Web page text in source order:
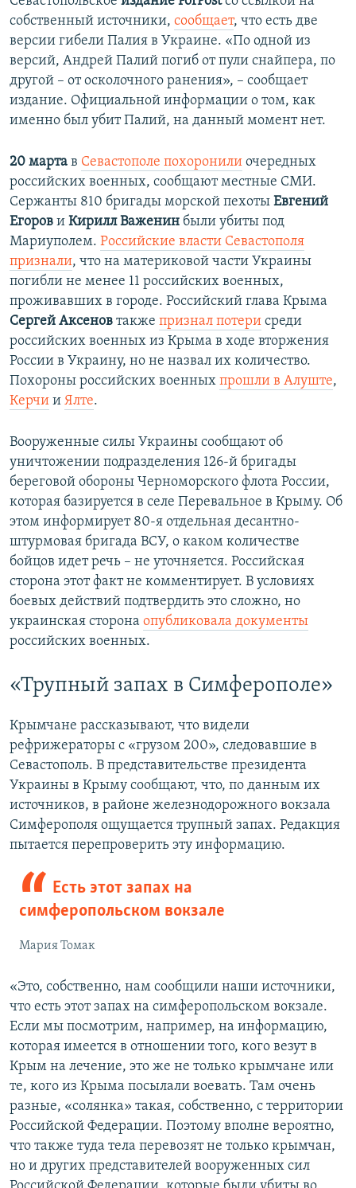
собственный источники, сообщает, что есть две
версии гибели Палия в Украине. «По одной из
версий, Андрей Палий погиб от пули снайпера, по
другой – от осколочного ранения», – сообщает
издание. Официальной информации о том, как
именно был убит Палий, на данный момент нет.
20 марта в Севастополе похоронили очередных
российских военных, сообщают местные СМИ.
Сержанты 810 бригады морской пехоты Евгений
Егоров и Кирилл Важенин были убиты под
Мариуполем. Pоссийские власти Севастополя
признали, что на материковой части Украины
погибли не менее 11 российских военных,
проживавших в городе. Российский глава Крыма
Сергей Аксенов также признал потери среди
российских военных из Крыма в ходе вторжения
России в Украину, но не назвал их количество.
Похороны российских военных прошли в Алуште,
Керчи и Ялте.
Вооруженные силы Украины сообщают об
уничтожении подразделения 126-й бригады
береговой обороны Черноморского флота России,
которая базируется в селе Перевальное в Крыму. Об
этом информирует 80-я отдельная десантно-
штурмовая бригада ВСУ, о каком количестве
бойцов идет речь – не уточняется. Российская
сторона этот факт не комментирует. В условиях
боевых действий подтвердить это сложно, но
украинская сторона опубликовала документы
российских военных.
«Трупный запах в Симферополе»​
Крымчане рассказывают, что видели
рефрижераторы с «грузом 200», следовавшие в
Севастополь. В представительстве президента
Украины в Крыму сообщают, что, по данным их
источников, в районе железнодорожного вокзала
Симферополя ощущается трупный запах. Редакция
пытается перепроверить эту информацию.
Есть этот запах на
симферопольском вокзале
Мария Томак
«Это, собственно, нам сообщили наши источники,
что есть этот запах на симферопольском вокзале.
Если мы посмотрим, например, на информацию,
которая имеется в отношении того, кого везут в
Крым на лечение, это же не только крымчане или
те, кого из Крыма посылали воевать. Там очень
разные, «‎солянка»‎ такая, собственно, с территории
Российской Федерации. Поэтому вполне вероятно,
что также туда тела перевозят не только крымчан,
но и других представителей вооруженных сил